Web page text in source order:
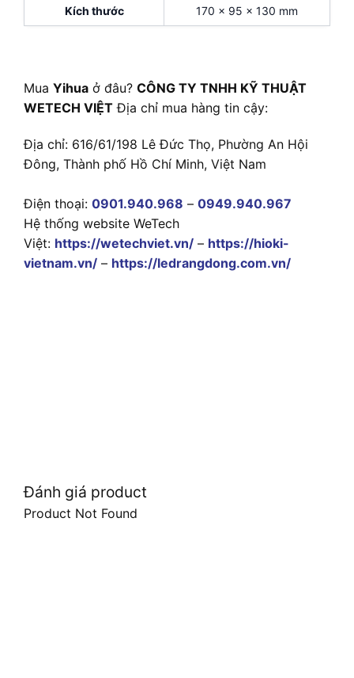
Kích thước 170 x 95 x 130 mm
Mua Yihua ở đâu? CÔNG TY TNHH KỸ THUẬT
WETECH VIỆT Địa chỉ mua hàng tin cậy:
Địa chỉ: 616/61/198 Lê Đức Thọ, Phường An Hội
Đông, Thành phố Hồ Chí Minh, Việt Nam
Điện thoại: 0901.940.968 – 0949.940.967
Hệ thống website WeTech
Việt: https://wetechviet.vn/ – https://hioki-
vietnam.vn/ – https://ledrangdong.com.vn/
Đánh giá product
Product Not Found